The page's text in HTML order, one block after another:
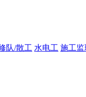
队/散工 水电工 施工监